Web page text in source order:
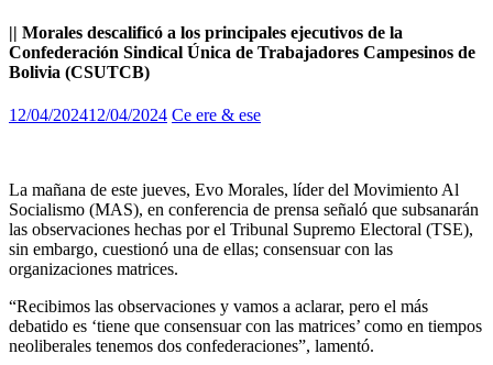
|| Morales descalificó a los principales ejecutivos de la
Confederación Sindical Única de Trabajadores Campesinos de
Bolivia (CSUTCB)
12/04/202412/04/2024 Ce ere & ese
La mañana de este jueves, Evo Morales, líder del Movimiento Al
Socialismo (MAS), en conferencia de prensa señaló que subsanarán
las observaciones hechas por el Tribunal Supremo Electoral (TSE),
sin embargo, cuestionó una de ellas; consensuar con las
organizaciones matrices.
“Recibimos las observaciones y vamos a aclarar, pero el más
debatido es ‘tiene que consensuar con las matrices’ como en tiempos
neoliberales tenemos dos confederaciones”, lamentó.